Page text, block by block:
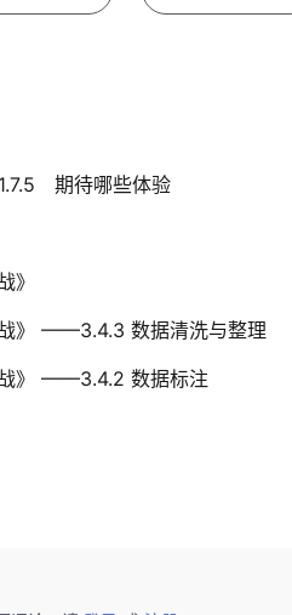
期待哪些体验
》
战》 ——3.4.3 数据清洗与整理
战》 ——3.4.2 数据标注